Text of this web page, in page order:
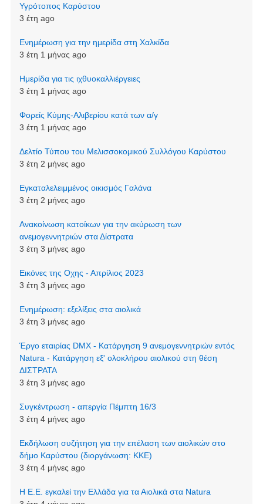
Υγρότοπος Καρύστου
3 έτη ago
Ενημέρωση για την ημερίδα στη Χαλκίδα
3 έτη 1 μήνας ago
Ημερίδα για τις ιχθυοκαλλιέργειες
3 έτη 1 μήνας ago
Φορείς Κύμης-Αλιβερίου κατά των α/γ
3 έτη 1 μήνας ago
Δελτίο Τύπου του Μελισσοκομικού Συλλόγου Καρύστου
3 έτη 2 μήνες ago
Εγκαταλελειμμένος οικισμός Γαλάνα
3 έτη 2 μήνες ago
Aνακοίνωση κατοίκων για την ακύρωση των
ανεμογεννητριών στα Δίστρατα
3 έτη 3 μήνες ago
Εικόνες της Οχης - Απρίλιος 2023
3 έτη 3 μήνες ago
Ενημέρωση: εξελίξεις στα αιολικά
3 έτη 3 μήνες ago
Έργο εταιρίας DMX - Κατάργηση 9 ανεμογεννητριών εντός
Natura - Κατάργηση εξ' ολοκλήρου αιολικού στη θέση
ΔΙΣΤΡΑΤΑ
3 έτη 3 μήνες ago
Συγκέντρωση - απεργία Πέμπτη 16/3
3 έτη 4 μήνες ago
Εκδήλωση συζήτηση για την επέλαση των αιολικών στο
δήμο Καρύστου (διοργάνωση: ΚΚΕ)
3 έτη 4 μήνες ago
Η Ε.Ε. εγκαλεί την Ελλάδα για τα Αιολικά στα Natura